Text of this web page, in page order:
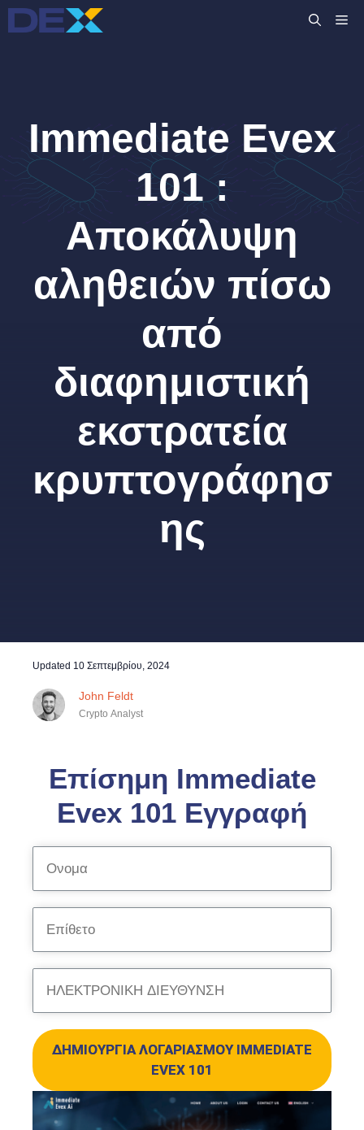
Μετάβαση
σε
Immediate Evex
101 :
Αποκάλυψη
αληθειών πίσω
από
διαφημιστική
εκστρατεία
κρυπτογράφησ
ης
Updated 10 Σεπτεμβρίου, 2024
John Feldt
Crypto Analyst
Επίσημη Immediate
Evex 101 Εγγραφή
ΔΗΜΙΟΥΡΓΊΑ ΛΟΓΑΡΙΑΣΜΟΎ IMMEDIATE
EVEX 101